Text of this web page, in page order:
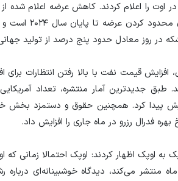
اوت را اعلام کردند. کاهش عرضه اعلام شده
پلاس برای
در روز معادل حدود پنج درصد از تولید
افزایش قیمت نفت با بالا رفتن انتظارات
طبق جدیدترین آمار منتشره، تعداد
پیدا کرد. همچنین حقوق و دستمزد بخش
بهره فدرال رزرو در ماه جاری را افزایش داد.
به اوپک اظهار کردند: اوپک احتمالا زمانی که
ماه منتشر می‌کند، دیدگاه خوشبینانه‌ای